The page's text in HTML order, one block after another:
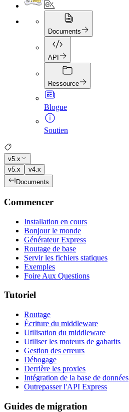
Documents
API
Ressource
Blogue
Soutien
v5.x
v5.x
v4.x
Documents
Commencer
Installation en cours
Bonjour le monde
Générateur Express
Routage de base
Servir les fichiers statiques
Exemples
Foire Aux Questions
Tutoriel
Routage
Écriture du middleware
Utilisation du middleware
Utiliser les moteurs de gabarits
Gestion des erreurs
Débogage
Derrière les proxies
Intégration de la base de données
Outrepasser l'API Express
Guides de migration